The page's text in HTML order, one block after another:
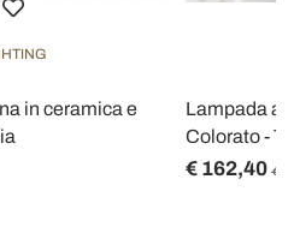
in ceramica e
Lampada a
Colorato -
€ 162,40 €